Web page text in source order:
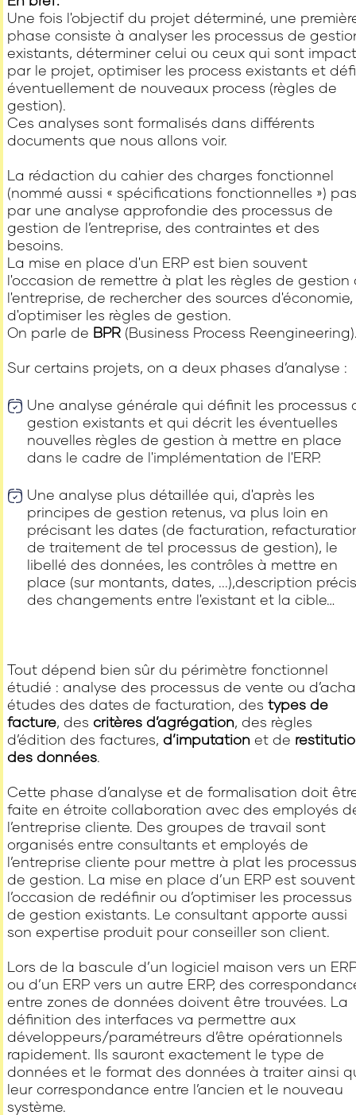
Une fois l'objectif du projet déterminé, une
phase consiste à analyser les processus de
existants, déterminer celui ou ceux qui sont
par le projet, optimiser les process existants et
éventuellement de nouveaux process (règles de
gestion).
Ces analyses sont formalisés dans différents
documents que nous allons voir.
La rédaction du cahier des charges fonctionnel
(nommé aussi « spécifications fonctionnelles »)
par une analyse approfondie des processus de
gestion de l’entreprise, des contraintes et des
besoins.
La mise en place d'un ERP est bien souvent
l'occasion de remettre à plat les règles de gestion
l'entreprise, de rechercher des sources d'économie,
d'optimiser les règles de gestion.
On parle de BPR(Business Process
Sur certains projets, on a deux phases d’analyse :
Une analyse générale qui définit les processus
gestion existants et qui décrit les éventuelles
nouvelles règles de gestion à mettre en place
dans le cadre de l'implémentation de l'ERP.
Une analyse plus détaillée qui, d'après les
principes de gestion retenus, va plus loin en
précisant les dates (de facturation,
de traitement de tel processus de gestion), le
libellé des données, les contrôles à mettre en
place (sur montants, dates, ...),description
des changements entre l'existant et la cible…
Tout dépend bien sûr du périmètre fonctionnel
étudié : analyse des processus de vente ou
études des dates de facturation, des types de
facture, des critères d’agrégation, des règles
d’édition des factures, d’imputationet de
des données.
Cette phase d’analyse et de formalisation doit
faite en étroite collaboration avec des employés
l’entreprise cliente. Des groupes de travail sont
organisés entre consultants et employés de
l’entreprise cliente pour mettre à plat les processus
de gestion. La mise en place d’un ERP est souvent
l’occasion de redéfinir ou d’optimiser les processus
de gestion existants. Le consultant apporte aussi
son expertise produit pour conseiller son client.
Lors de la bascule d’un logiciel maison vers un
ou d’un ERP vers un autre ERP, des
entre zones de données doivent être trouvées. La
définition des interfaces va permettre aux
développeurs/paramétreurs d’être opérationnels
rapidement. Ils sauront exactement le type de
données et le format des données à traiter ainsi
leur correspondance entre l’ancien et le nouveau
système.